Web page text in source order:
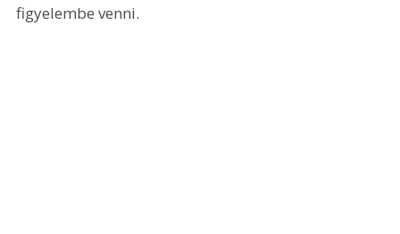
figyelembe venni.